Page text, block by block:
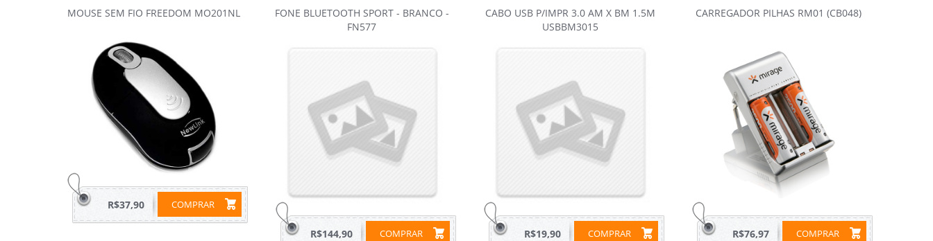
MOUSE SEM FIO FREEDOM MO201NL
COMPRAR
R$37,90
FONE BLUETOOTH SPORT - BRANCO -
FN577
COMPRAR
R$144,90
CABO USB P/IMPR 3.0 AM X BM 1.5M
USBBM3015
COMPRAR
R$19,90
CARREGADOR PILHAS RM01 (CB048)
COMPRAR
R$76,97